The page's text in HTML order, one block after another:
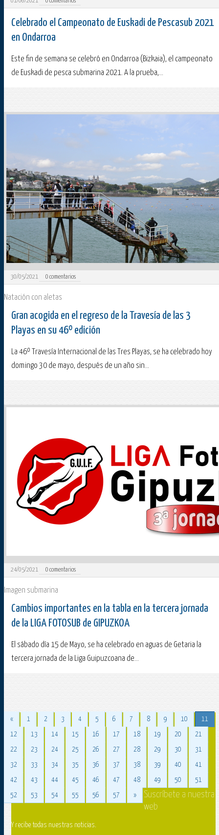
Celebrado el Campeonato de Euskadi de Pescasub 2021
en Ondarroa
Este fin de semana se celebró en Ondarroa (Bizkaia), el campeonato
de Euskadi de pesca submarina 2021. A la prueba,...
30/05/2021 0 comentarios
Natación con aletas
Gran acogida en el regreso de la Travesía de las 3
Playas en su 46º edición
La 46º Travesía Internacional de las Tres Playas, se ha celebrado hoy
domingo 30 de mayo, después de un año sin...
24/05/2021 0 comentarios
Imagen submarina
Cambios importantes en la tabla en la tercera jornada
de la LIGA FOTOSUB de GIPUZKOA
El sábado día 15 de Mayo, se ha celebrado en aguas de Getaria la
tercera jornada de la Liga Guipuzcoana de...
« 1 2 3 4 5 6 7 8 9 10 11
12 13 14 15 16 17 18 19 20 21
22 23 24 25 26 27 28 29 30 31
32 33 34 35 36 37 38 39 40 41
42 43 44 45 46 47 48 49 50 51
52 53 54 55 56 57 »
Suscríbete a nuestra
web
Y recibe todas nuestras noticias.